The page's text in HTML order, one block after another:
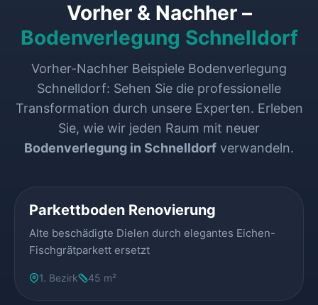
Vorher & Nachher –
Bodenverlegung Schnelldorf
Vorher-Nachher Beispiele Bodenverlegung
Schnelldorf: Sehen Sie die professionelle
Transformation durch unsere Experten. Erleben
Sie, wie wir jeden Raum mit neuer
Bodenverlegung in Schnelldorf verwandeln.
Parkettboden Renovierung
Alte beschädigte Dielen durch elegantes Eichen-
Fischgrätparkett ersetzt
1. Bezirk 45 m²